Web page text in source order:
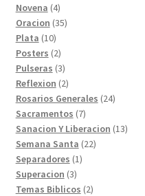
Novena 44
productos
Oracion 3535
Plata 1010
productos
Posters 22
productos
Pulseras 33
productos
Reflexion 22
productos
Rosarios Generales 2424
Sacramentos 77
productos
Sanacion Y Liberacion 1313
Semana Santa 2222
Separadores 11
Superacion 33
productos
Temas Biblicos 22